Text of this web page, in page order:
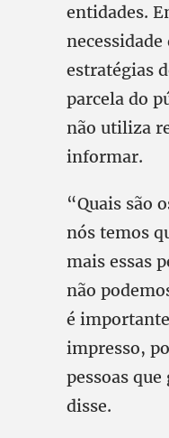
entidades.
estratégias
parcela do
não utiliza
informar.
“Quais são
nós temos
mais essas
não
é
impresso,
pessoas
disse.